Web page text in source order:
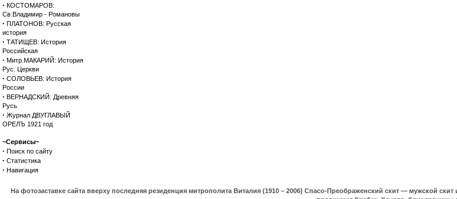
· КОСТОМАРОВ:
Св.Владимир - Романовы
· ПЛАТОНОВ: Русская
история
· ТАТИЩЕВ: История
Российская
· Митр.МАКАРИЙ: История
Рус. Церкви
· СОЛОВЬЕВ: История
России
· ВЕРНАДСКИЙ: Древняя
Русь
· Журнал ДВУГЛАВЫЙ
ОРЕЛЪ 1921 год
~Сервисы~
· Поиск по сайту
· Статистика
· Навигация
На фотозаставке сайта вверху последняя резиденция митрополита Виталия (1910 – 2006) Спасо-Преображенский скит — мужской